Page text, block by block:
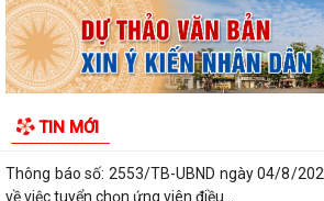
TIN MỚI
Kế hoạch số 105-KH-ĐU ngày 25/5/2026
việc tuyên truyền thực hiện Chỉ thị...
Khê Niêm yết về việc Bãi bỏ một số...
Thông báo số: 2553/TB-UBND ngày 04/8/
về việc tuyển chọn ứng viên điều...